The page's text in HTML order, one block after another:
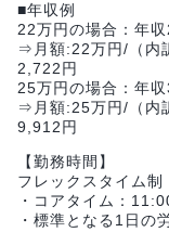
■年収例
22万円の場合：年
⇒月額:22万円/（内
2,722円
25万円の場合：年
⇒月額:25万円/（内
9,912円
【勤務時間】
フレックスタイム制
・コアタイム：
・標準となる1日